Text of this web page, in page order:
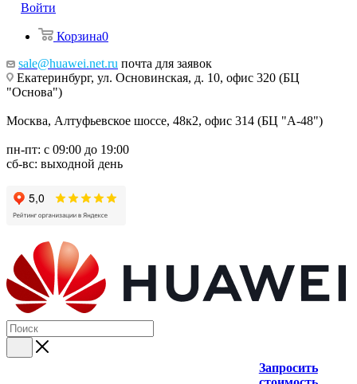
Войти
Корзина0
sale@huawei.net.ru почта для заявок
Екатеринбург, ул. Основинская, д. 10, офис 320 (БЦ
"Основа")
Москва, Алтуфьевское шоссе, 48к2, офис 314 (БЦ "А-48")
пн-пт: с 09:00 до 19:00
сб-вс: выходной день
Запросить